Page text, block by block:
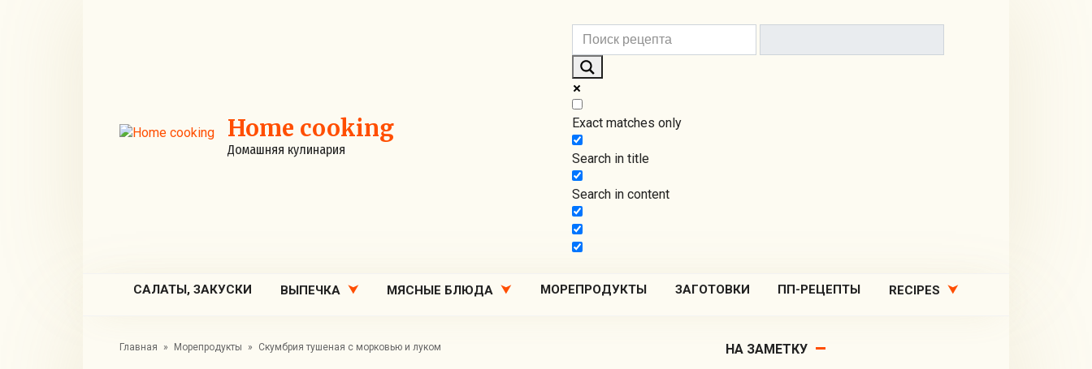
Home cooking
Домашняя кулинария
Exact matches only
Search in title
Search in content
САЛАТЫ, ЗАКУСКИ ВЫПЕЧКА МЯСНЫЕ БЛЮДА МОРЕПРОДУКТЫ ЗАГОТОВКИ ПП-РЕЦЕПТЫ RECIPES
Главная » Морепродукты » Скумбрия тушеная с морковью и луком НА ЗАМЕТКУ